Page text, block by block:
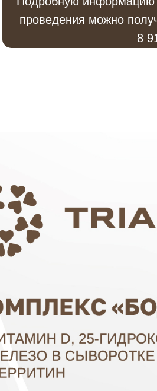
проведения можно
8